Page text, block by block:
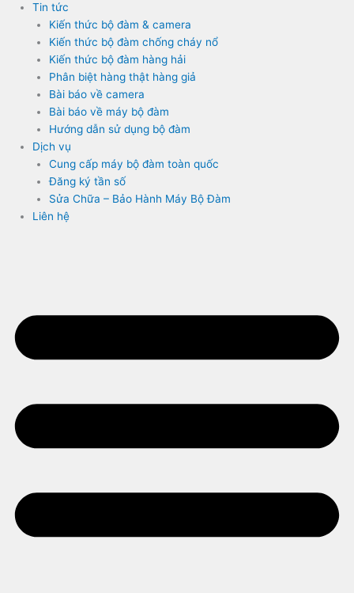
Tin tức
Kiến thức bộ đàm & camera
Kiến thức bộ đàm chống cháy nổ
Kiến thức bộ đàm hàng hải
Phân biệt hàng thật hàng giả
Bài báo về camera
Bài báo về máy bộ đàm
Hướng dẫn sử dụng bộ đàm
Dịch vụ
Cung cấp máy bộ đàm toàn quốc
Đăng ký tần số
Sửa Chữa – Bảo Hành Máy Bộ Đàm
Liên hệ